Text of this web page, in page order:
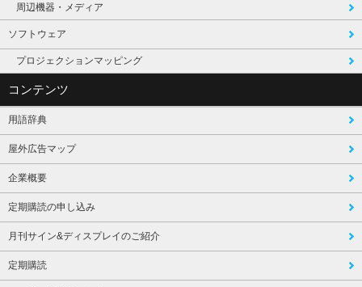
周辺機器・メディア
ソフトウェア
プロジェクションマッピング
コンテンツ
用語辞典
屋外広告マップ
企業概要
定期購読の申し込み
月刊サイン&ディスプレイのご紹介
定期購読